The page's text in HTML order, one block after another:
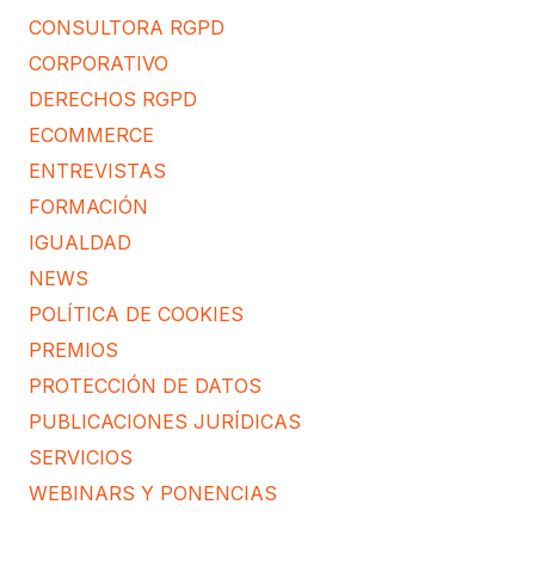
CONSULTORA RGPD
CORPORATIVO
DERECHOS RGPD
ECOMMERCE
ENTREVISTAS
FORMACIÓN
IGUALDAD
NEWS
POLÍTICA DE COOKIES
PREMIOS
PROTECCIÓN DE DATOS
PUBLICACIONES JURÍDICAS
SERVICIOS
WEBINARS Y PONENCIAS